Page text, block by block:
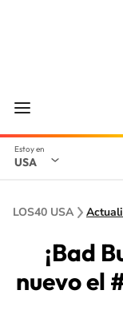
USA
LOS40 USA
¡Bad
nuevo el